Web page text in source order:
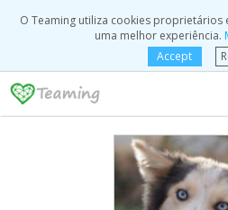
O Teaming utiliza cookies
uma melhor experiência.
Accept